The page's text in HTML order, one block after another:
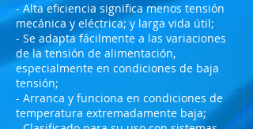
- Alta eficiencia significa menos tensión
mecánica y eléctrica; y larga vida útil;
- Se adapta fácilmente a las variaciones
de la tensión de alimentación,
especialmente en condiciones de baja
tensión;
- Arranca y funciona en condiciones de
temperatura extremadamente baja;